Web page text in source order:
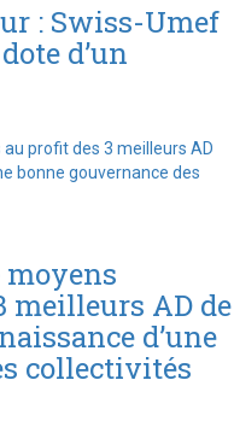
: Swiss-Umef
d’un
profit des 3 meilleurs AD
bonne gouvernance des
moyens
meilleurs AD de
d’une
collectivités